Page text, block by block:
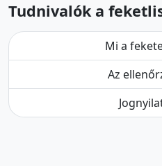
Tudnivalók a
Mi a
Az